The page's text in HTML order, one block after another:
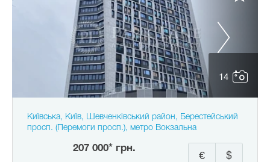
14
Київська, Київ, Шевченківський район, Берестейський
просп. (Перемоги просп.), метро Вокзальна
207 000* грн.
$
€